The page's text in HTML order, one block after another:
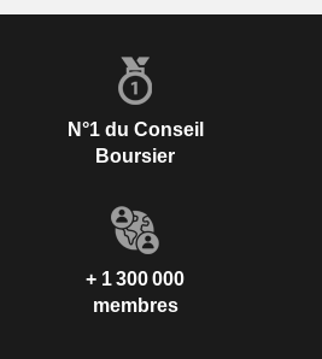
N°1 du Conseil
Boursier
+ 1 300 000
membres